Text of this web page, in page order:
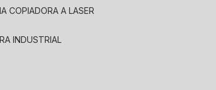
COPIADORA A LASER
INDUSTRIAL